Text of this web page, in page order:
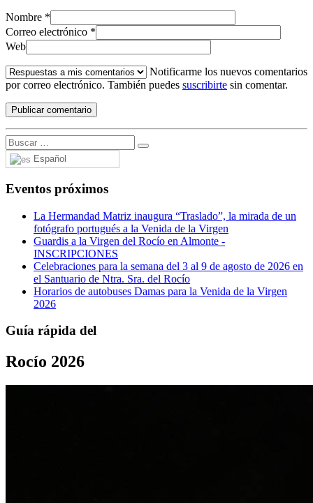
Nombre *
Correo electrónico *
Web
Notificarme los nuevos comentarios
por correo electrónico. También puedes suscribirte sin comentar.
Español
Eventos próximos
La Hermandad Matriz inaugura “Traslado”, la mirada de un
fotógrafo portugués a la Venida de la Virgen
Guardis a la Virgen del Rocío en Almonte -
INSCRIPCIONES
Celebraciones para la semana del 3 al 9 de agosto de 2026 en
el Santuario de Ntra. Sra. del Rocío
Horarios de autobuses Damas para la Venida de la Virgen
2026
Guía rápida del
Rocío 2026